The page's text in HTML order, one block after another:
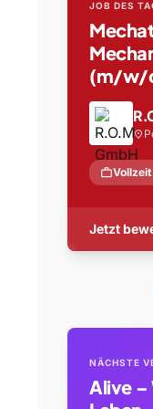
JOB DES
(m/w/
location_on
workVollzeit
Jetzt
NÄCHSTE
Alive –